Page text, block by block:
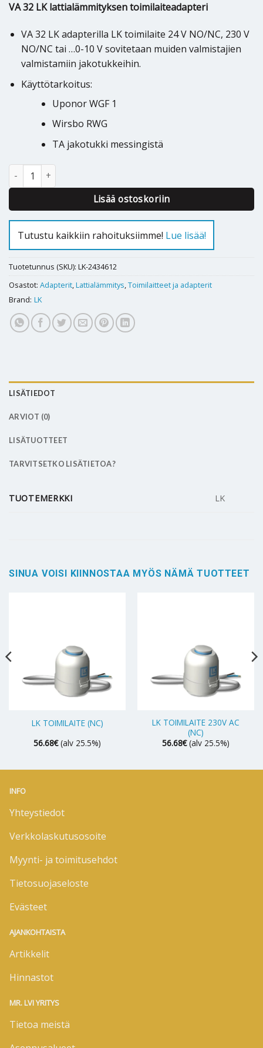
VA 32 LK lattialämmityksen toimilaiteadapteri
VA 32 LK adapterilla LK toimilaite 24 V NO/NC, 230 V
NO/NC tai …0-10 V sovitetaan muiden valmistajien
valmistamiin jakotukkeihin.
Käyttötarkoitus:
Uponor WGF 1
Wirsbo RWG
TA jakotukki messingistä
LK Toimilaiteadapteri VA 32 Vihreä määrä
Lisää ostoskoriin
Tutustu kaikkiin rahoituksiimme! Lue lisää!
Tuotetunnus (SKU): LK-2434612
Osastot: Adapterit,Lattialämmitys,Toimilaitteet ja adapterit
Brand: LK
LISÄTIEDOT
ARVIOT (0)
LISÄTUOTTEET
TARVITSETKO LISÄTIETOA?
TUOTEMERKKI LK
SINUA VOISI KIINNOSTAA MYÖS NÄMÄ TUOTTEET
LK TOIMILAITE (NC)
56.68€ (alv 25.5%)
LK TOIMILAITE 230V AC
(NC)
56.68€ (alv 25.5%)
INFO
Yhteystiedot
Verkkolaskutusosoite
Myynti- ja toimitusehdot
Tietosuojaseloste
Evästeet
AJANKOHTAISTA
Artikkelit
Hinnastot
MR. LVI YRITYS
Tietoa meistä